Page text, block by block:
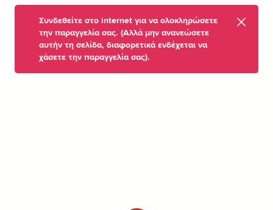
Συνδεθείτε στο internet για να ολοκληρώσετε
την παραγγελία σας. (Αλλά μην ανανεώσετε
αυτήν τη σελίδα, διαφορετικά ενδέχεται να
χάσετε την παραγγελία σας).